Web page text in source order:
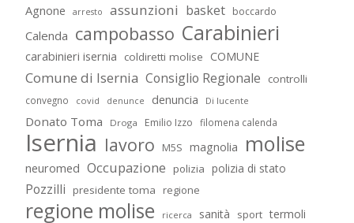
Agnone arresto assunzioni basket boccardo
Calenda campobasso Carabinieri
carabinieri isernia coldiretti molise COMUNE
Comune di Isernia Consiglio Regionale controlli
convegno covid denunce denuncia Di lucente
Donato Toma Droga Emilio Izzo filomena calenda
Isernia lavoro M5S magnolia molise
neuromed Occupazione polizia polizia di stato
Pozzilli presidente toma regione
regione molise ricerca sanità sport termoli